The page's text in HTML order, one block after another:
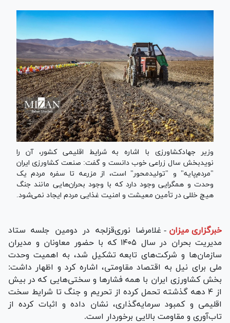
وزیر جهادکشاورزی با اشاره به شرایط اقلیمی کشور، آن را
نویدبخش سال زراعی خوب دانست و گفت: صنعت کشاورزی ایران
"مردم‌پایه" و "تولیدمحور" است، از مزرعه تا سفره مردم یک
وحدت و همگرایی وجود دارد که با وجود بحران‌هایی مانند جنگ
هیچ خللی در تأمین معیشت و امنیت غذایی مردم ایجاد نمی‌شود.
خبرگزاری میزان - غلامرضا نوری‌قزلجه در دومین جلسه ستاد
مدیریت بحران در سال ۱۴۰۵ که با حضور معاونان و مدیران
سازمان‌ها و شرکت‌های تابعه تشکیل شد، به اهمیت وحدت
ملی برای نیل به اقتصاد مقاومتی، اشاره کرد و اظهار داشت:
بخش کشاورزی ایران با همه فشارها و سختی‌هایی که در بیش
از ۴ دهه گذشته تحمل کرده از تحریم و جنگ تا شرایط سخت
اقلیمی و کمبود سرمایه‌گذاری، نشان داده و اثبات کرده از
تاب‌آوری و مقاومت بالایی برخوردار است.